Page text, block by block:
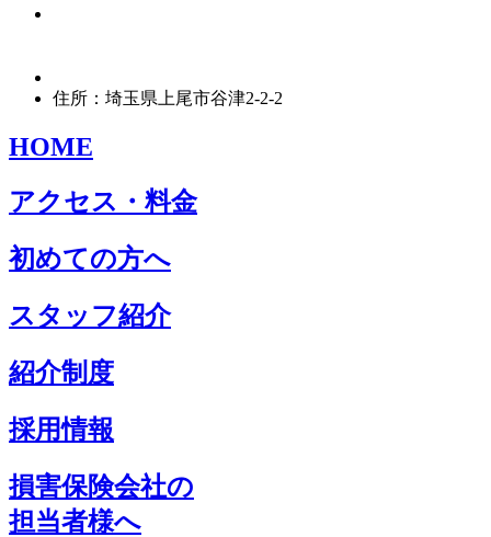
住所：埼玉県上尾市谷津2-2-2
HOME
アクセス・料金
初めての方へ
スタッフ紹介
紹介制度
採用情報
損害保険会社の
担当者様へ